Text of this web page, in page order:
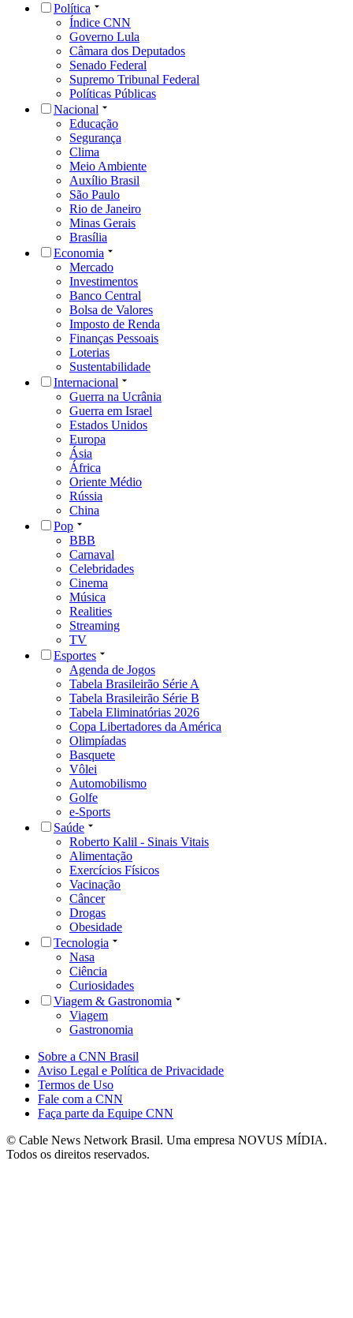
Política
Índice CNN
Governo Lula
Câmara dos Deputados
Senado Federal
Supremo Tribunal Federal
Políticas Públicas
Nacional
Educação
Segurança
Clima
Meio Ambiente
Auxílio Brasil
São Paulo
Rio de Janeiro
Minas Gerais
Brasília
Economia
Mercado
Investimentos
Banco Central
Bolsa de Valores
Imposto de Renda
Finanças Pessoais
Loterias
Sustentabilidade
Internacional
Guerra na Ucrânia
Guerra em Israel
Estados Unidos
Europa
Ásia
África
Oriente Médio
Rússia
China
Pop
BBB
Carnaval
Celebridades
Cinema
Música
Realities
Streaming
TV
Esportes
Agenda de Jogos
Tabela Brasileirão Série A
Tabela Brasileirão Série B
Tabela Eliminatórias 2026
Copa Libertadores da América
Olimpíadas
Basquete
Vôlei
Automobilismo
Golfe
e-Sports
Saúde
Roberto Kalil - Sinais Vitais
Alimentação
Exercícios Físicos
Vacinação
Câncer
Drogas
Obesidade
Tecnologia
Nasa
Ciência
Curiosidades
Viagem & Gastronomia
Viagem
Gastronomia
Sobre a CNN Brasil
Aviso Legal e Política de Privacidade
Termos de Uso
Fale com a CNN
Faça parte da Equipe CNN
© Cable News Network Brasil. Uma empresa NOVUS MÍDIA.
Todos os direitos reservados.